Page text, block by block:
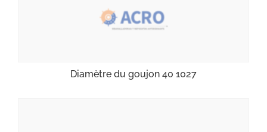
Diamètre du goujon 40 1027